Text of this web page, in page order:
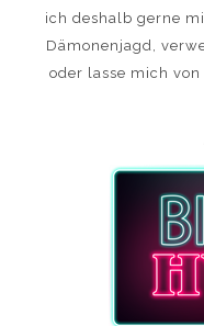
ich deshalb gerne
Dämonenjagd,
oder lasse mich